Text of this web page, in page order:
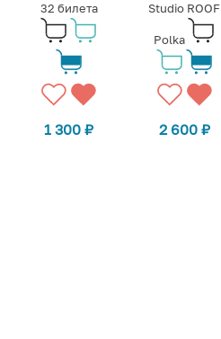
32 билета
1 300₽
Studio ROOF
Polka
2 600 ₽